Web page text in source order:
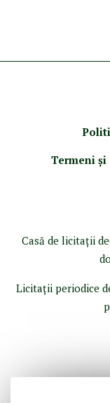
Termeni
Casă de licitaţii
Licitaţii periodice